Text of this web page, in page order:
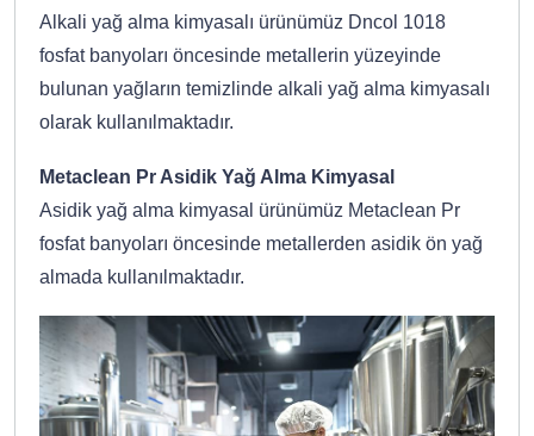
Alkali yağ alma kimyasalı ürünümüz Dncol 1018
fosfat banyoları öncesinde metallerin yüzeyinde
bulunan yağların temizlinde alkali yağ alma kimyasalı
olarak kullanılmaktadır.
Metaclean Pr Asidik Yağ Alma Kimyasal
Asidik yağ alma kimyasal ürünümüz Metaclean Pr
fosfat banyoları öncesinde metallerden asidik ön yağ
almada kullanılmaktadır.